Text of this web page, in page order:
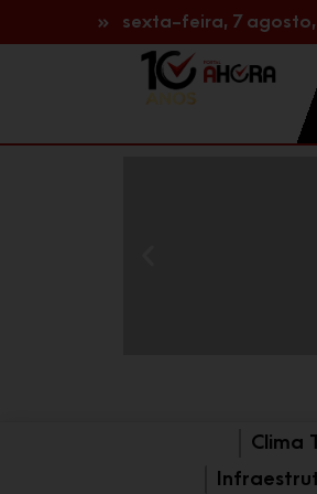
sexta-feira, 7 agosto,
Clima